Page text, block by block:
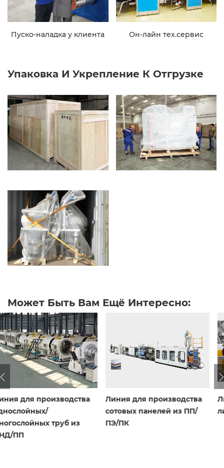
Пуско-наладка у клиента Он-лайн тех.сервис
Упаковка И Укрепление К Отгрузке
Может Быть Вам Ещё Интересно:
Линия для производства
сотовых панелей из ПП/
ПЭ/ПК
Линия для производства
листов/плит из ПП/ПЭ/АБС